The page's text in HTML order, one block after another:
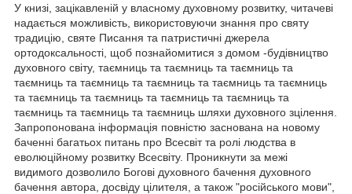
У книзі, зацікавленій у власному духовному розвитку, читачеві
надається можливість, використовуючи знання про святу
традицію, святе Писання та патристичні джерела
ортодоксальності, щоб познайомитися з домом -будівництво
духовного світу, таємниць та таємниць та таємниць та
таємниць та таємниць та таємниць та таємниць та таємниць
та таємниць та таємниць та таємниць та таємниць та
таємниць та таємниць та таємниць шляхи духовного зцілення.
Запропонована інформація повністю заснована на новому
баченні багатьох питань про Всесвіт та ролі людства в
еволюційному розвитку Всесвіту. Проникнути за межі
видимого дозволило Богові духовного бачення духовного
бачення автора, досвіду цілителя, а також "російського мови",